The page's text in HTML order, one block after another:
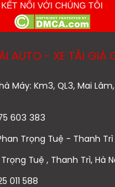
KẾT NỐI VỚI CHÚNG TÔI
AUTO - XE TẢI GIÁ
Máy: Km3, QL3, Mai
603 383
Trọng Tuệ - Thanh Trì
Tuệ , Thanh Trì, Hà
011 588